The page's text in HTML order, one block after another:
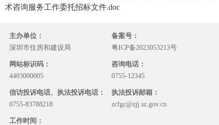
术咨询服务工作委托招标文件.doc
主办单位：
深圳市住房和建设局
备案号：
粤ICP备2023053213号
网站标识码：
4403000005
咨询电话：
0755-12345
信访投诉电话、执法投诉电话：
0755-83788218
执法投诉邮箱：
zcfgc@zjj.sz.gov.cn
工作时间：